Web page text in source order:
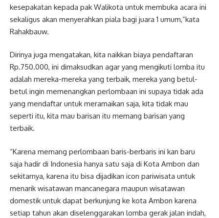
kesepakatan kepada pak Walikota untuk membuka acara ini
sekaligus akan menyerahkan piala bagi juara 1 umum,”kata
Rahakbauw.
Dirinya juga mengatakan, kita naikkan biaya pendaftaran
Rp.750.000, ini dimaksudkan agar yang mengikuti lomba itu
adalah mereka-mereka yang terbaik, mereka yang betul-
betul ingin memenangkan perlombaan ini supaya tidak ada
yang mendaftar untuk meramaikan saja, kita tidak mau
seperti itu, kita mau barisan itu memang barisan yang
terbaik.
“Karena memang perlombaan baris-berbaris ini kan baru
saja hadir di Indonesia hanya satu saja di Kota Ambon dan
sekitarnya, karena itu bisa dijadikan icon pariwisata untuk
menarik wisatawan mancanegara maupun wisatawan
domestik untuk dapat berkunjung ke kota Ambon karena
setiap tahun akan diselenggarakan lomba gerak jalan indah,